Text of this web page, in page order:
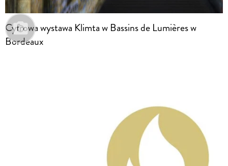
Cyfrowa wystawa Klimta w Bassins de Lumières w
Bordeaux